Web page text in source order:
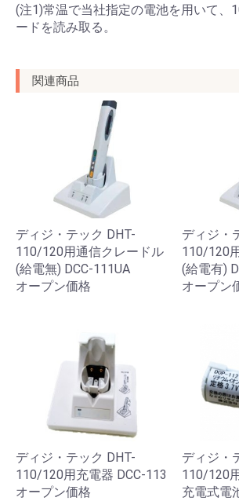
(注1)常温で当社指定の電池を用いて、
ードを読み取る。
関連商品
ディジ・テック DHT-
110/120用通信クレードル
(給電無) DCC-111UA
オープン価格
ディジ・
110/120
(給電有)
オープン
ディジ・テック DHT-
110/120用充電器 DCC-113
オープン価格
ディジ・
110/120
充電式電